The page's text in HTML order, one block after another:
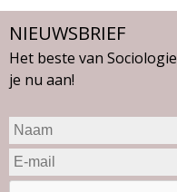
NIEUWSBRIEF
Het beste van
je nu aan!